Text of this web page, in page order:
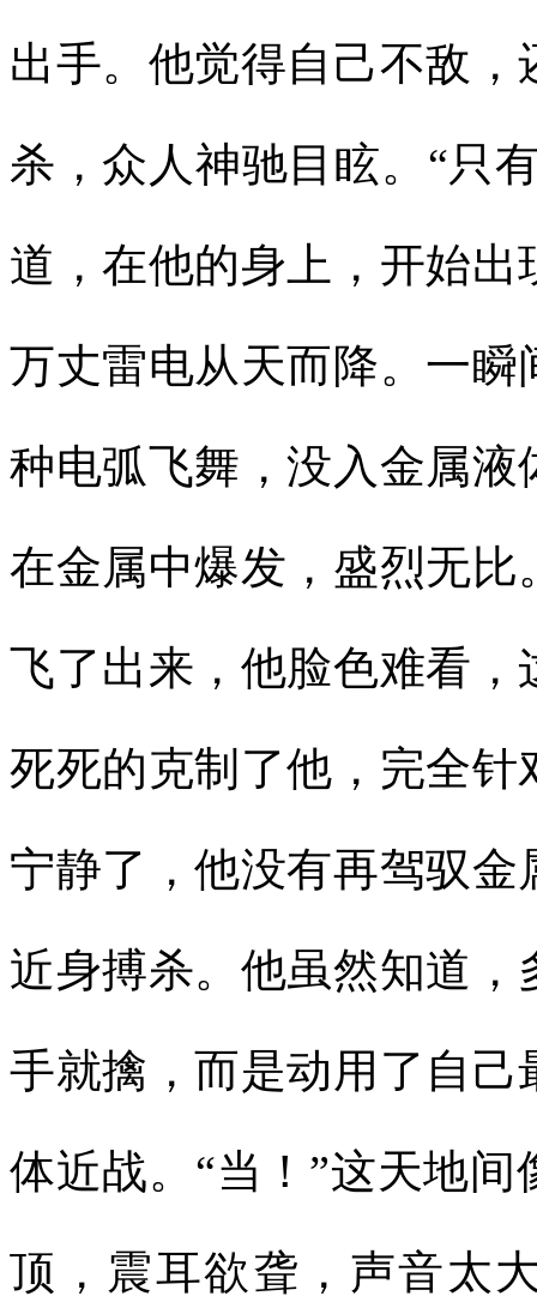
出手。他觉得自己不敌
杀，众人神驰目眩。“只
道，在他的身上，开始
万丈雷电从天而降。一
种电弧飞舞，没入金属
在金属中爆发，盛烈无
飞了出来，他脸色难看
死死的克制了他，完全
宁静了，他没有再驾驭
近身搏杀。他虽然知道
手就擒，而是动用了自
体近战。“当！”这天地
顶，震耳欲聋，声音太